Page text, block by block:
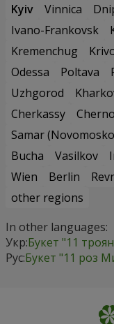
Kyiv
Vinnica
Ivano-Frankovsk
Kremenchug
Odessa
Poltava
Uzhgorod
Cherkassy
Samar
Bucha
Vasilkov
Wien
Berlin
other regions
In other languages:
Укр:Букет "11
Рус:Букет "11 роз